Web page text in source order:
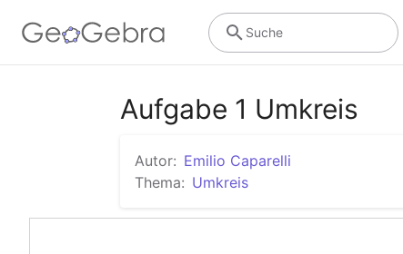
Suche
Aufgabe 1 Umkreis
Autor: Emilio Caparelli
Thema: Umkreis